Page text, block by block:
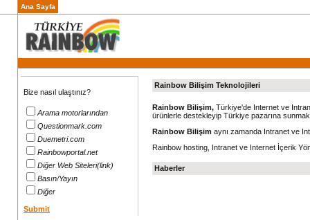
Ana Sayfa
Bize nasıl ulaştınız?
Arama motorlarından
Questionmark .com
Duemetri.com
Rainbowportal.net
Diğer Web Siteleri(link)
Basın/Yayın
Diğer
Submit
Rainbow Bilişim Teknolojileri
Rainbow Bilişim, Türkiye'de Internet ve
ürünlerle destekleyip Türkiye pazarına
Rainbow Bilişim aynı zamanda Intranet ve
Rainbow hosting, Intranet ve Internet İçerik
Haberler